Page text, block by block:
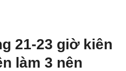
21-23 giờ kiên
làm 3 nên